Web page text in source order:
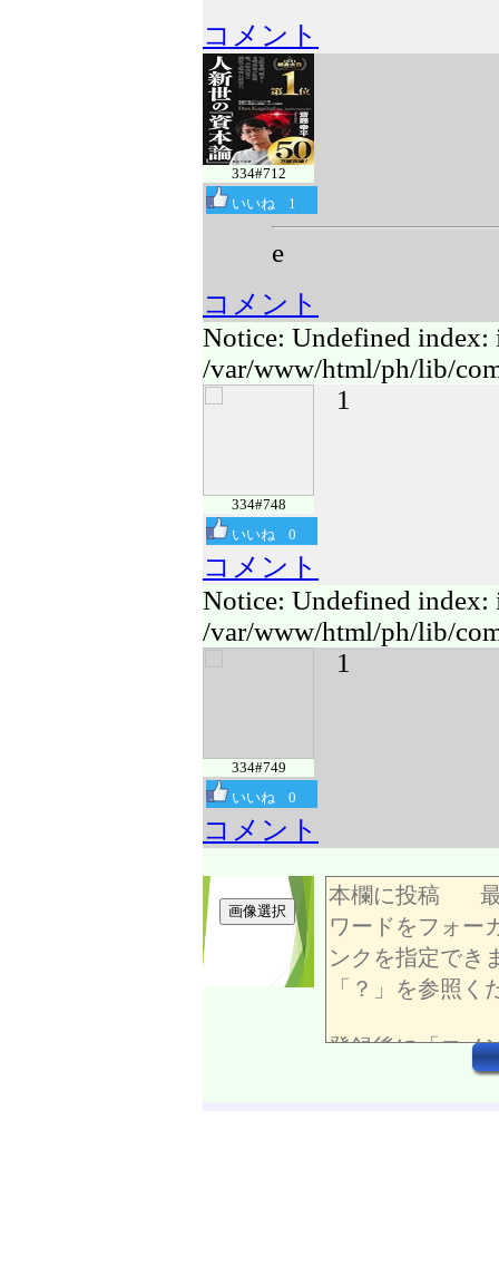
コメント
334#712
いいね 1
e
コメント
Notice: Undefined index:
/var/www/html/ph/lib/
334#748
1
いいね 0
コメント
Notice: Undefined index:
/var/www/html/ph/lib/
334#749
1
いいね 0
コメント